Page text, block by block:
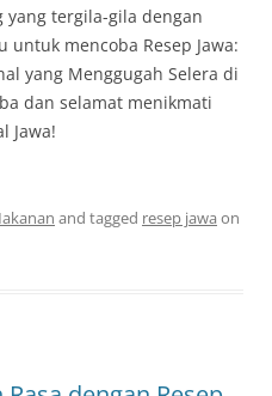
tergila-gila dengan
untuk mencoba Resep Jawa:
yang Menggugah Selera di
dan selamat menikmati
Jawa!
and tagged resep jawa on